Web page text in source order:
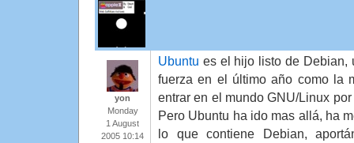
yon
Monday
1 August
2005 10:14
Ubuntu es el hijo listo de Debian,
fuerza en el último año como la
entrar en el mundo GNU/Linux
Pero Ubuntu ha ido mas allá, ha
lo que contiene Debian,